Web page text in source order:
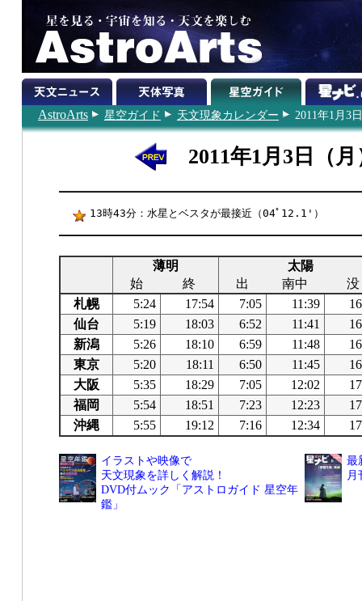
AstroArts 星空ガイド 天文現象カレンダー 2011年1月3日
2011年1月3日（月
13時43分：水星とベスタが最接近（04ﾟ12.1'）
薄明
太陽
始
終 出 南中
没
札幌
5:24 17:54 7:05 11:39
仙台
5:19 18:03 6:52 11:41
新潟
5:26 18:10 6:59 11:48
東京
5:20 18:11 6:50 11:45
大阪
5:35 18:29 7:05 12:02
福岡
5:54 18:51 7:23 12:23
沖縄
5:55 19:12 7:16 12:34
イラストや映像で
天文現象を詳しく解説！
DVD付ムック「アストロガイド 星空年
鑑」
最
月